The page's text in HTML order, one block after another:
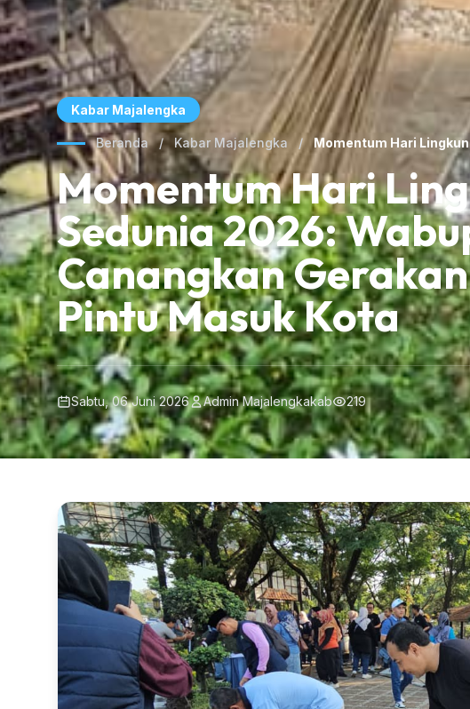
Kabar Majalengka
Beranda / Kabar Majalengka / Momentum Hari
Momentum Hari
Sedunia 2026:
Canangkan Gerakan
Pintu Masuk Kota
Sabtu, 06 Juni 2026 Admin Majalengkakab 219